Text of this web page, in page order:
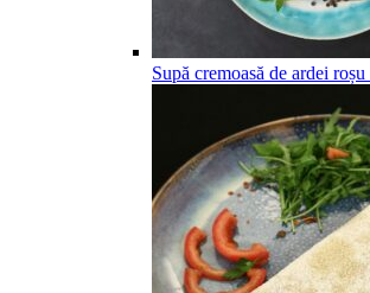
Supă cremoasă de ardei roșu